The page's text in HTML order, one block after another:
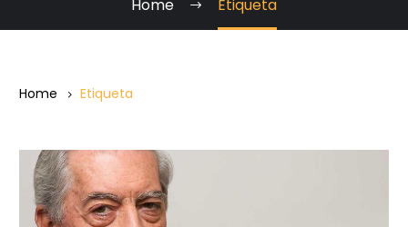
Home Etiqueta
Home Etiqueta
Venezuela
leída
como